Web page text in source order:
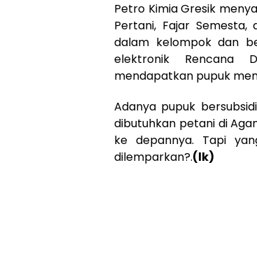
Petro Kimia Gresik
Pertani, Fajar
dalam kelompok dan
elektronik Rencana
mendapatkan pupuk
Adanya pupuk
dibutuhkan petani di
ke depannya. Tapi
dilemparkan?.(lk)